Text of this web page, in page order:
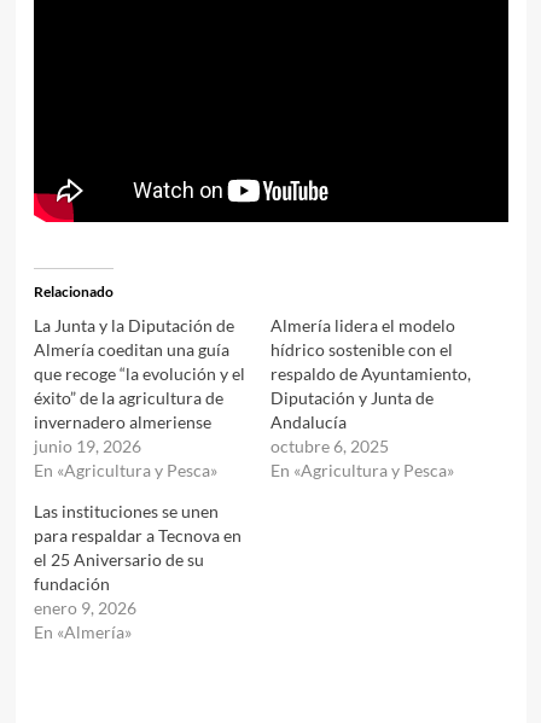
Relacionado
La Junta y la Diputación de
Almería coeditan una guía
que recoge “la evolución y el
éxito” de la agricultura de
invernadero almeriense
junio 19, 2026
En «Agricultura y Pesca»
Almería lidera el modelo
hídrico sostenible con el
respaldo de Ayuntamiento,
Diputación y Junta de
Andalucía
octubre 6, 2025
En «Agricultura y Pesca»
Las instituciones se unen
para respaldar a Tecnova en
el 25 Aniversario de su
fundación
enero 9, 2026
En «Almería»